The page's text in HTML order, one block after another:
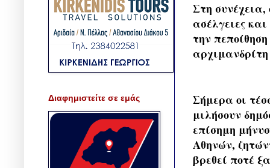
Στη συνέχεια,
ασέλγειες
την
Σήμερα οι
μιλήσουν
επίσημη
Αθηνών,
βρεθεί ποτέ
Διαφημιστείτε σε εμάς